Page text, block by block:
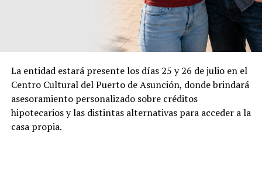
La entidad estará presente los días 25 y 26 de julio en el
Centro Cultural del Puerto de Asunción, donde brindará
asesoramiento personalizado sobre créditos
hipotecarios y las distintas alternativas para acceder a la
casa propia.